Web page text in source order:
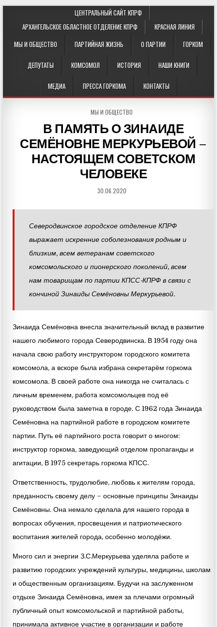
ЦЕНТРАЛЬНЫЙ САЙТ КПРФ
АРХАНГЕЛЬСКОЕ ОБЛАСТНОЕ ОТДЕЛЕНИЕ КПРФ
КРАСНАЯ ЛИНИЯ
МЫ И ОБЩЕСТВО
ПАРТИЙНАЯ ЖИЗНЬ О ПАРТИИ ГОРКОМ
ДЕПУТАТЫ КОМСОМОЛ ИСТОРИЯ НАШИ КНИГИ
МЕДИА ПРЕССА ГОРКОМА КОНТАКТЫ
POSTED
МЫ И ОБЩЕСТВО
В ПАМЯТЬ О ЗИНАИДЕ
СЕМЁНОВНЕ МЕРКУРЬЕВОЙ –
НАСТОЯЩЕМ СОВЕТСКОМ
ЧЕЛОВЕКЕ
30.06.2020
Северодвинское городское отделение КПРФ
выражает искренние соболезнования родным и
близким, всем ветеранам советского
комсомольского и пионерского поколений, всем
нам товарищам по партии КПСС-КПРФ в связи с
кончиной Зинаиды Семёновны Меркурьевой.
Зинаида Семёновна внесла значительный вклад в развитие
нашего любимого города Северодвинска. В 1954 году она
начала свою работу инструктором городского комитета
комсомола, а вскоре была избрана секретарём горкома
комсомола. В своей работе она никогда не считалась с
личным временем, работа комсомольцев под её
руководством была заметна в городе. С 1962 года Зинаида
Семёновна на партийной работе в городском комитете
партии. Путь её партийного роста говорит о многом:
инструктор горкома, заведующий отделом пропаганды и
агитации, В 1975 секретарь горкома КПСС.
Ответственность, трудолюбие, любовь к жителям города,
преданность своему делу – основные принципы Зинаиды
Семёновны. Она немало сделала для нашего города в
вопросах обучения, просвещения и патриотического
воспитания жителей города, особенно молодёжи.
Много сил и энергии З.С.Меркурьева уделяла работе и
развитию городских учреждений культуры, медицины, школам
и общественным организациям. Будучи на заслуженном
отдыхе Зинаида Семёновна, имея за плечами огромный
публичный опыт комсомольской и партийной работы,
принимала активное участие в организации и работе